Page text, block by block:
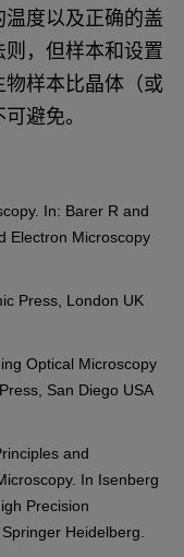
度以及正确的盖
，但样本和设置
样本比晶体（或
避免。
In: Barer R and
Electron Microscopy
Press, London UK
Optical Microscopy
San Diego USA
and
In Isenberg
Precision
Heidelberg.